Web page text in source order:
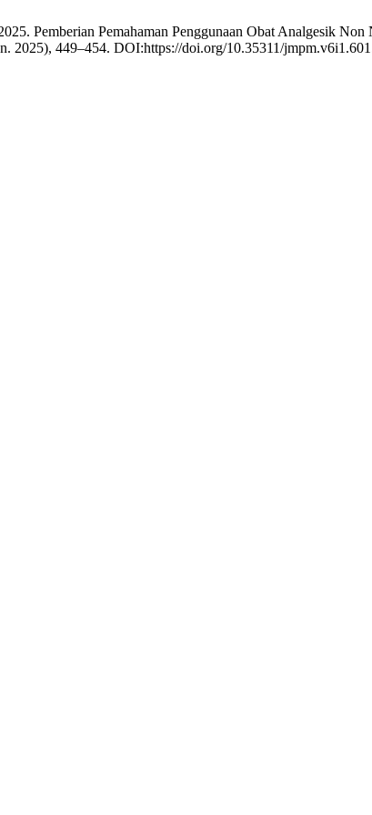
Pemberian Pemahaman Penggunaan Obat Analgesik
2025), 449–454. DOI:https://doi.org/10.35311/